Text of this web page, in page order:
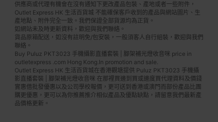
供應商或代理有機會在沒有通知下更改產品包裝、產地或者一些附件，
Outlet Express HK 生活百貨城 不能確保客戶收到的產品與網站圖片、生
產地點、附件完全一致。我們保證全部貨源均為正貨。
如網站未及時更新資料，歡迎與我們聯絡。
貨品原箱配送，如沒有註明免/包安裝，一般須客人自行組裝，歡迎與我們
聯絡。
Buy Puluz PKT3023 手機攝影直播套裝 | 腳架補光燈收音咪 price in
outletexpress .com Hong Kong.In promotion and sale.
Outlet Express HK 生活百貨城在香港觀塘提供 Puluz PKT3023 手機攝
影直播套裝 | 腳架補光燈收音咪 在那裡買邊到買或邊度買代理資料及價錢
實惠借批發優惠以及公司學校報價，更可送到香港或澳門而部份產品比團
購更優惠，更可以為你推薦推介相似產品及優點缺點，請留意我們最新產
品價格更新。